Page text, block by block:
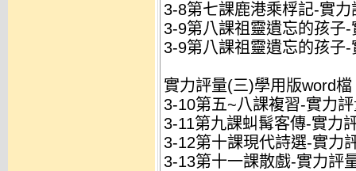
3-8第七課鹿港乘桴記-實
3-9第八課祖靈遺忘的孩子
3-9第八課祖靈遺忘的孩子
實力評量(三)學用版word檔
3-10第五~八課複習-實力
3-11第九課虯髯客傳-實力
3-12第十課現代詩選-實力
3-13第十一課散戲-實力評